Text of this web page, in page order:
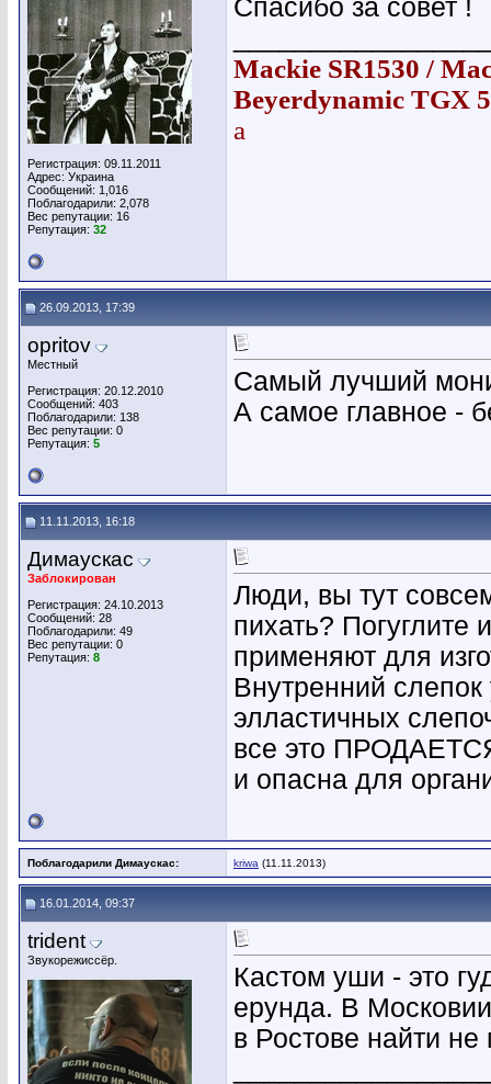
Регистрация: 09.11.2011
Адрес: Украина
Сообщений: 1,016
Поблагодарили: 2,078
Вес репутации: 16
Репутация: 32
Спасибо за совет !
Mackie SR1530 /
Beyerdynamic TGX
a
26.09.2013, 17:39
opritov
Местный
Регистрация: 20.12.2010
Сообщений: 403
Поблагодарили: 138
Вес репутации: 0
Репутация: 5
Самый лучший
А самое главное -
11.11.2013, 16:18
Димаускас
Заблокирован
Регистрация: 24.10.2013
Сообщений: 28
Поблагодарили: 49
Вес репутации: 0
Репутация: 8
Люди, вы тут
пихать? Погуглите
применяют для
Внутренний
элластичных
все это
и опасна для
Поблагодарили Димаускас: kriwa (11.11.2013)
16.01.2014, 09:37
trident
Звукорежиссёр.
Кастом уши - это
ерунда. В
в Ростове найти не